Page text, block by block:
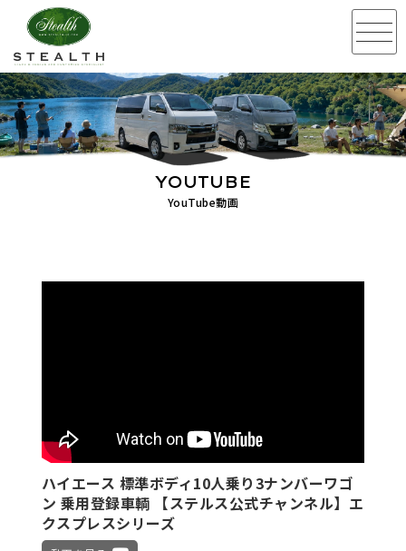
YouTube動画
YOUTUBE
ハイエース 標準ボディ10人乗り3ナンバーワゴ
ン 乗用登録車輌 【ステルス公式チャンネル】エ
クスプレスシリーズ